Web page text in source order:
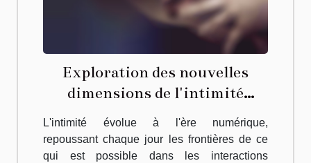
Exploration des nouvelles
dimensions de l'intimité
virtuelle
L'intimité évolue à l'ère numérique,
repoussant chaque jour les frontières de ce
qui est possible dans les interactions